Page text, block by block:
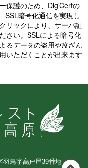
保護のため、DigiCertの
SSL暗号化通信を実現し
リックにより、サーバ証
さい。SSLによる暗号化
るデータの盗用や改ざん
いただくことが出来ます
鳥字高戸屋39番地